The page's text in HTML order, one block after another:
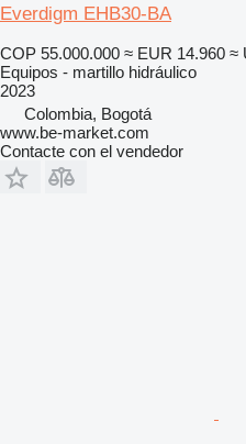
Everdigm EHB30-BA
COP 55.000.000 ≈ EUR 14.960 ≈
Equipos - martillo hidráulico
2023
Colombia, Bogotá
www.be-market.com
Contacte con el vendedor